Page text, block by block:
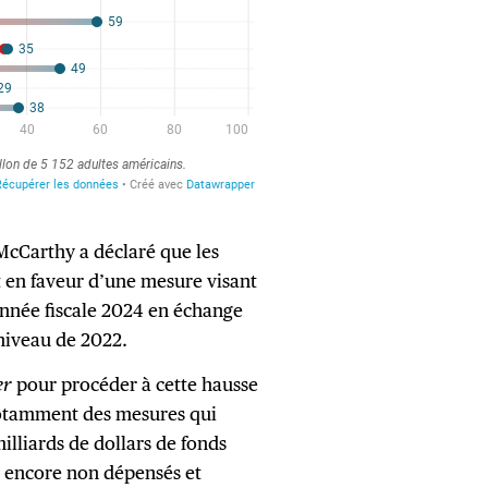
a déclaré que les
faveur d’une mesure visant
fiscale 2024 en échange
de 2022.
pour procéder à cette hausse
des mesures qui
de dollars de fonds
non dépensés et